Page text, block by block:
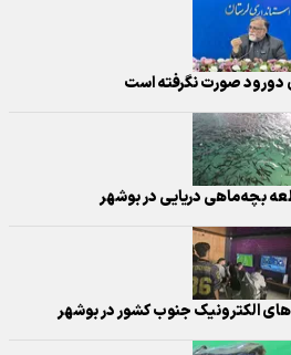
دورود صورت نگرفته است
الکترونیک جنوب کشور در بوشهر